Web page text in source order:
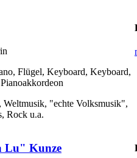
Flügel, Keyboard, Keyboard,
Weltmusik, "echte Volksmusik",
Rock u.a.
Lu" Kunze